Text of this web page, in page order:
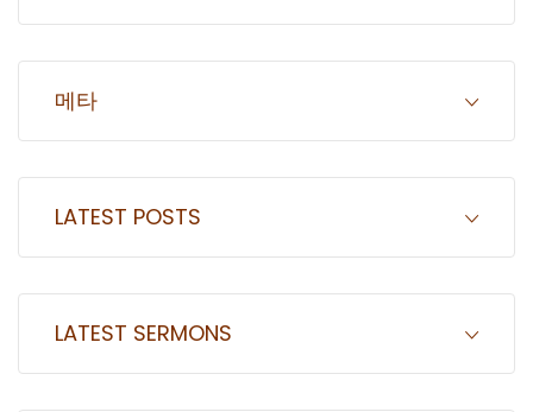
메타
LATEST POSTS
LATEST SERMONS